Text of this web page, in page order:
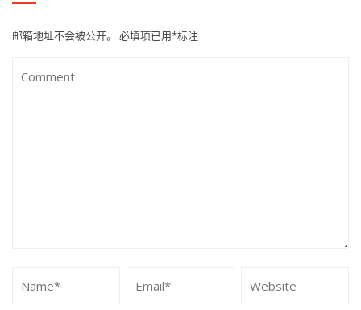
邮箱地址不会被公开。 必填项已用*标注